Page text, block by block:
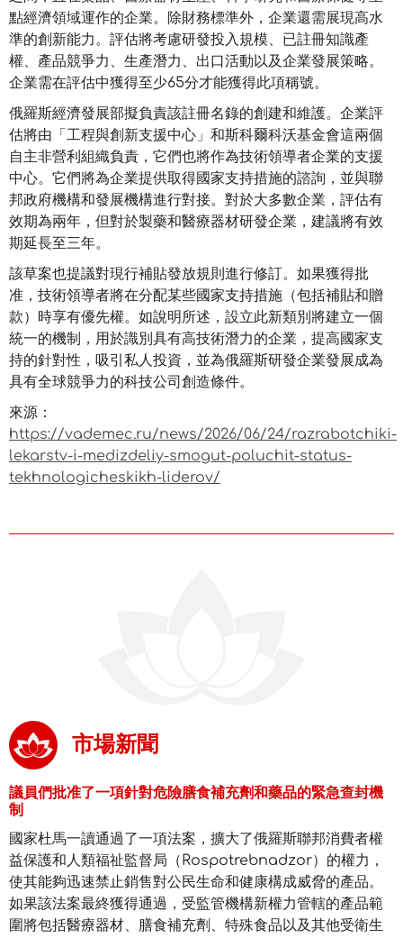
點經濟領域運作的企業。除財務標準外，企業還需展現高水
準的創新能力。評估將考慮研發投入規模、已註冊知識產
權、產品競爭力、生產潛力、出口活動以及企業發展策略。
企業需在評估中獲得至少65分才能獲得此項稱號。
俄羅斯經濟發展部擬負責該註冊名錄的創建和維護。企業評
估將由「工程與創新支援中心」和斯科爾科沃基金會這兩個
自主非營利組織負責，它們也將作為技術領導者企業的支援
中心。它們將為企業提供取得國家支持措施的諮詢，並與聯
邦政府機構和發展機構進行對接。對於大多數企業，評估有
效期為兩年，但對於製藥和醫療器材研發企業，建議將有效
期延長至三年。
該草案也提議對現行補貼發放規則進行修訂。如果獲得批
准，技術領導者將在分配某些國家支持措施（包括補貼和贈
款）時享有優先權。如說明所述，設立此新類別將建立一個
統一的機制，用於識別具有高技術潛力的企業，提高國家支
持的針對性，吸引私人投資，並為俄羅斯研發企業發展成為
具有全球競爭力的科技公司創造條件。
來源：
https://vademec.ru/news/2026/06/24/razrabotchiki-
lekarstv-i-medizdeliy-smogut-poluchit-status-
tekhnologicheskikh-liderov/
市場新聞
議員們批准了一項針對危險膳食補充劑和藥品的緊急查封機
制
國家杜馬一讀通過了一項法案，擴大了俄羅斯聯邦消費者權
益保護和人類福祉監督局（Rospotrebnadzor）的權力，
使其能夠迅速禁止銷售對公民生命和健康構成威脅的產品。
如果該法案最終獲得通過，受監管機構新權力管轄的產品範
圍將包括醫療器材、膳食補充劑、特殊食品以及其他受衛生